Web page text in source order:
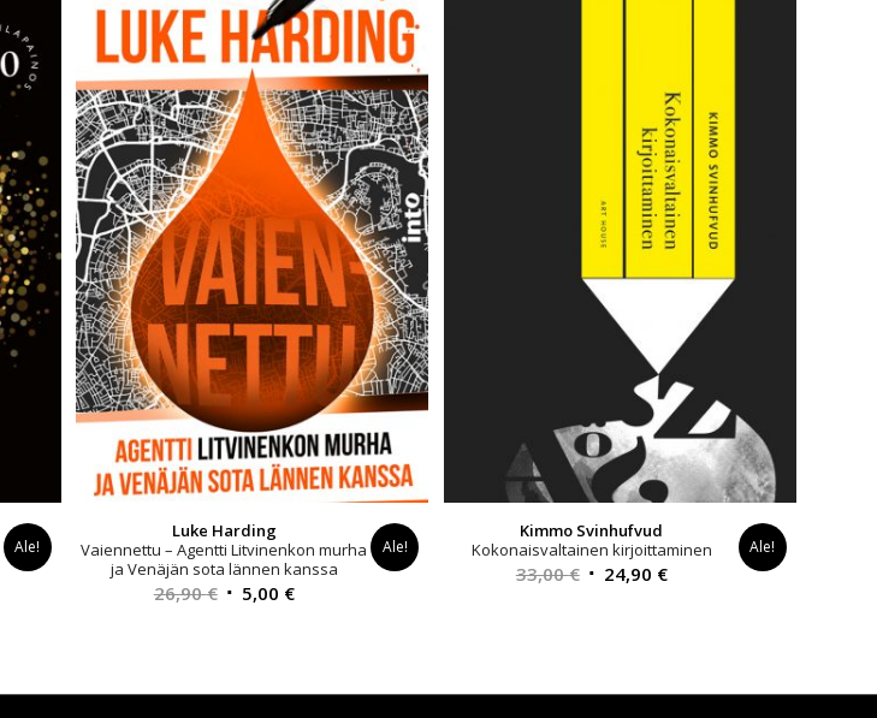
Ale!
Luke Harding
Vaiennettu – Agentti Litvinenkon murha
ja Venäjän sota lännen kanssa
26,90€ Alkuperäinen
5,00 €Nykyinen
Ale!
Kimmo Svinhufvud
Kokonaisvaltainen kirjoittaminen
33,00€ Alkuperäinen
24,90 €Nykyinen
Ale!